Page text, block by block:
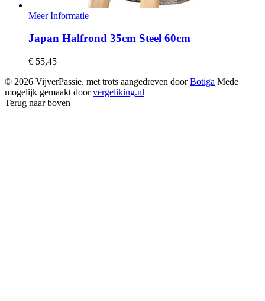
Meer Informatie
Japan Halfrond 35cm Steel 60cm
€ 55,45
© 2026 VijverPassie. met trots aangedreven doorBotiga Mede
mogelijk gemaakt doorvergeliking.nl
Terug naar boven